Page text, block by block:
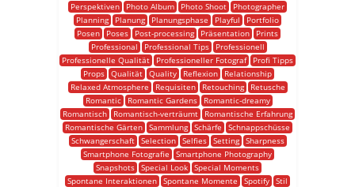
Perspektiven
Photo Album Photo Shoot
Photographer
Planning
Planung Planungsphase Playful
Portfolio
Posen
Poses Post-processing Präsentation
Prints
Professional
Professional Tips
Professionell
Professionelle Qualität
Professioneller Fotograf
Profi Tipps
Props Qualität Quality Reflexion
Relationship
Relaxed Atmosphere
Requisiten Retouching
Retusche
Romantic
Romantic Gardens
Romantic-dreamy
Romantisch
Romantisch-verträumt
Romantische Erfahrung
Romantische Gärten Sammlung Schärfe
Schnappschüsse
Schwangerschaft
Selection Selfies Setting
Sharpness
Smartphone Fotografie
Smartphone Photography
Snapshots Special Look Special Moments
Spontane Interaktionen Spontane Momente Spotify Stil